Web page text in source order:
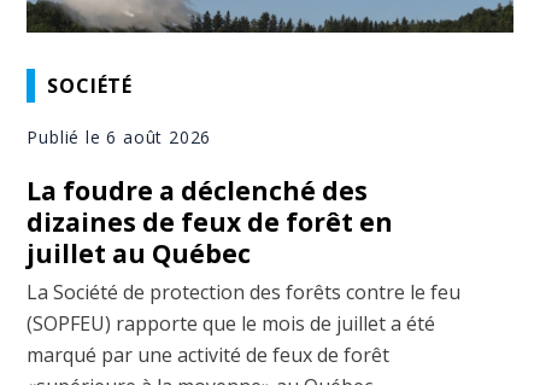
SOCIÉTÉ
Publié le 6 août 2026
La foudre a déclenché des
dizaines de feux de forêt en
juillet au Québec
La Société de protection des forêts contre le feu
(SOPFEU) rapporte que le mois de juillet a été
marqué par une activité de feux de forêt